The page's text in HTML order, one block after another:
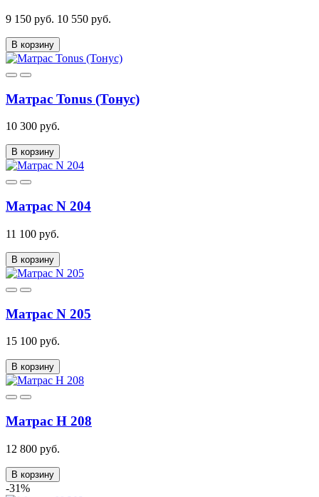
9 150 руб. 10 550 руб.
В корзину
Матрас Tonus (Тонус)
10 300 руб.
В корзину
Матрас N 204
11 100 руб.
В корзину
Матрас N 205
15 100 руб.
В корзину
Матрас Н 208
12 800 руб.
В корзину
-31%